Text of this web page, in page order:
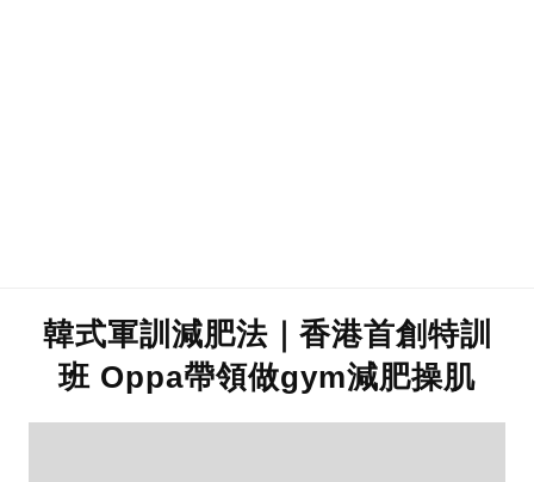
韓式軍訓減肥法｜香港首創特訓
班 Oppa帶領做gym減肥操肌